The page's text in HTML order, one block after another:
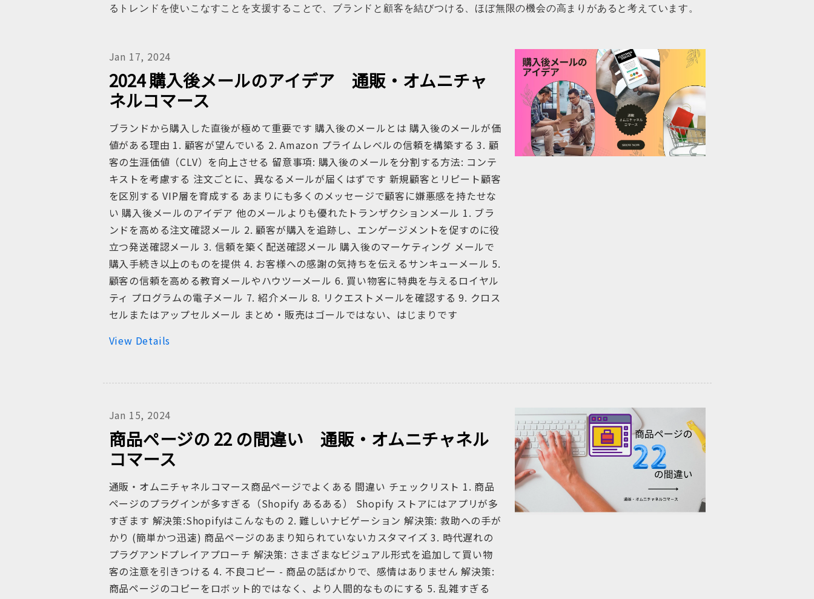
るトレンドを使いこなすことを支援することで、ブランドと顧客を結びつける、ほぼ無限の機会の高まりがあると考えています。
Jan 17, 2024
2024 購入後メールのアイデア 通販・オムニチャ
ネルコマース
ブランドから購入した直後が極めて重要です 購入後のメールとは 購入後のメールが価
値がある理由 1. 顧客が望んでいる 2. Amazon プライムレベルの信頼を構築する 3. 顧
客の生涯価値（CLV）を向上させる 留意事項: 購入後のメールを分割する方法: コンテ
キストを考慮する 注文ごとに、異なるメールが届くはずです 新規顧客とリピート顧客
を区別する VIP層を育成する あまりにも多くのメッセージで顧客に嫌悪感を持たせな
い 購入後メールのアイデア 他のメールよりも優れたトランザクションメール 1. ブラ
ンドを高める注文確認メール 2. 顧客が購入を追跡し、エンゲージメントを促すのに役
立つ発送確認メール 3. 信頼を築く配送確認メール 購入後のマーケティング メールで
購入手続き以上のものを提供 4. お客様への感謝の気持ちを伝えるサンキューメール 5.
顧客の信頼を高める教育メールやハウツーメール 6. 買い物客に特典を与えるロイヤル
ティ プログラムの電子メール 7. 紹介メール 8. リクエストメールを確認する 9. クロス
セルまたはアップセルメール まとめ・販売はゴールではない、はじまりです
View Details
Jan 15, 2024
商品ページの 22 の間違い 通販・オムニチャネル
コマース
通販・オムニチャネルコマース商品ページでよくある 間違い チェックリスト 1. 商品
ページのプラグインが多すぎる（Shopify あるある） Shopify ストアにはアプリが多
すぎます 解決策:Shopifyはこんなもの 2. 難しいナビゲーション 解決策: 救助への手が
かり (簡単かつ迅速) 商品ページのあまり知られていないカスタマイズ 3. 時代遅れの
プラグアンドプレイアプローチ 解決策: さまざまなビジュアル形式を追加して買い物
客の注意を引きつける 4. 不良コピー - 商品の話ばかりで、感情はありません 解決策:
商品ページのコピーをロボット的ではなく、より人間的なものにする 5. 乱雑すぎる